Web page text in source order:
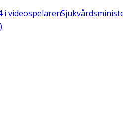
i videospelaren